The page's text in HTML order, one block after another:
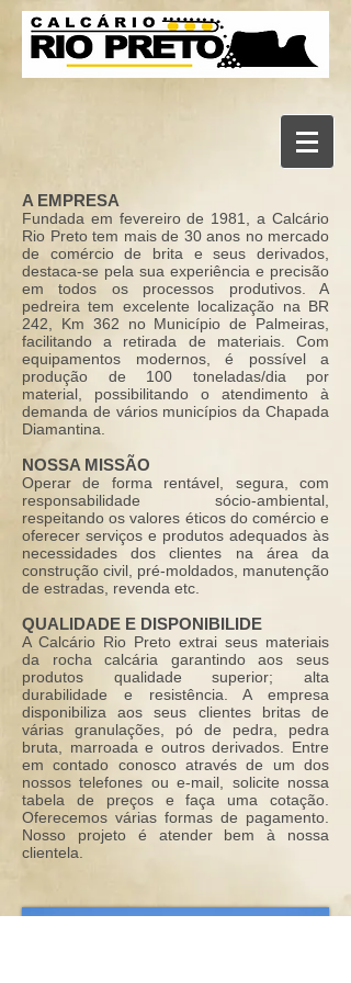
A EMPRESA
Fundada em fevereiro de 1981, a Calcário
Rio Preto tem mais de 30 anos no mercado
de comércio de brita e seus derivados,
destaca-se pela sua experiência e precisão
em todos os processos produtivos. A
pedreira tem excelente localização na BR
242, Km 362 no Município de Palmeiras,
facilitando a retirada de materiais. Com
equipamentos modernos, é possível a
produção de 100 toneladas/dia por
material, possibilitando o atendimento à
demanda de vários municípios da Chapada
Diamantina.
NOSSA MISSÃO
Operar de forma rentável, segura, com
responsabilidade sócio-ambiental,
respeitando os valores éticos do comércio e
oferecer serviços e produtos adequados às
necessidades dos clientes na área da
construção civil, pré-moldados, manutenção
de estradas, revenda etc.
QUALIDADE E DISPONIBILIDE
A Calcário Rio Preto extrai seus materiais
da rocha calcária garantindo aos seus
produtos qualidade superior; alta
durabilidade e resistência. A empresa
disponibiliza aos seus clientes britas de
várias granulações, pó de pedra, pedra
bruta, marroada e outros derivados. Entre
em contado conosco através de um dos
nossos telefones ou e-mail, solicite nossa
tabela de preços e faça uma cotação.
Oferecemos várias formas de pagamento.
Nosso projeto é atender bem à nossa
clientela.